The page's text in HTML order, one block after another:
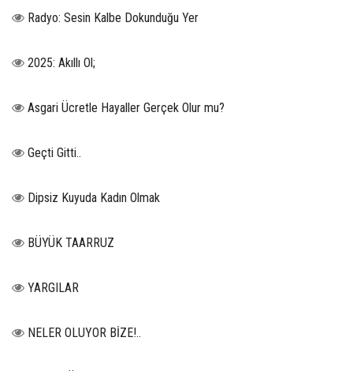
Radyo: Sesin Kalbe Dokunduğu Yer
2025: Akıllı Ol;
Asgari Ücretle Hayaller Gerçek Olur mu?
Geçti Gitti..
Dipsiz Kuyuda Kadın Olmak
BÜYÜK TAARRUZ
YARGILAR
NELER OLUYOR BİZE!..